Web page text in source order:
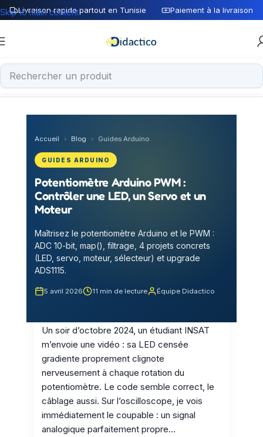
Livraison rapide partout en Tunisie Paiement à la livraison
Skip to main content
Accueil › Blog › Guides Arduino
GUIDES ARDUINO
Potentiomètre Arduino PWM :
Contrôler une LED, un Servo et un
Moteur
Maîtrisez le potentiomètre Arduino et le PWM :
ADC 10-bit, map(), filtrage, 4 projets concrets
(LED, servo, moteur, sélecteur) et upgrade
ADS1115.
5 avril 2026 11 min de lecture Équipe Didactico
Un soir d’octobre 2024, un étudiant INSAT
m’envoie une vidéo : sa LED censée
gradiente proprement clignote
nerveusement à chaque rotation du
potentiomètre. Le code semble correct, le
câblage aussi. Sur l’oscilloscope, je vois
immédiatement le coupable : un signal
analogique parfaitement propre…